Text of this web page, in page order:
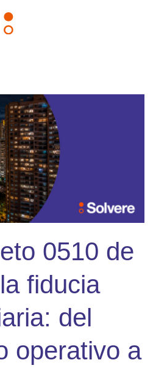
0510 de
fiducia
del
operativo a